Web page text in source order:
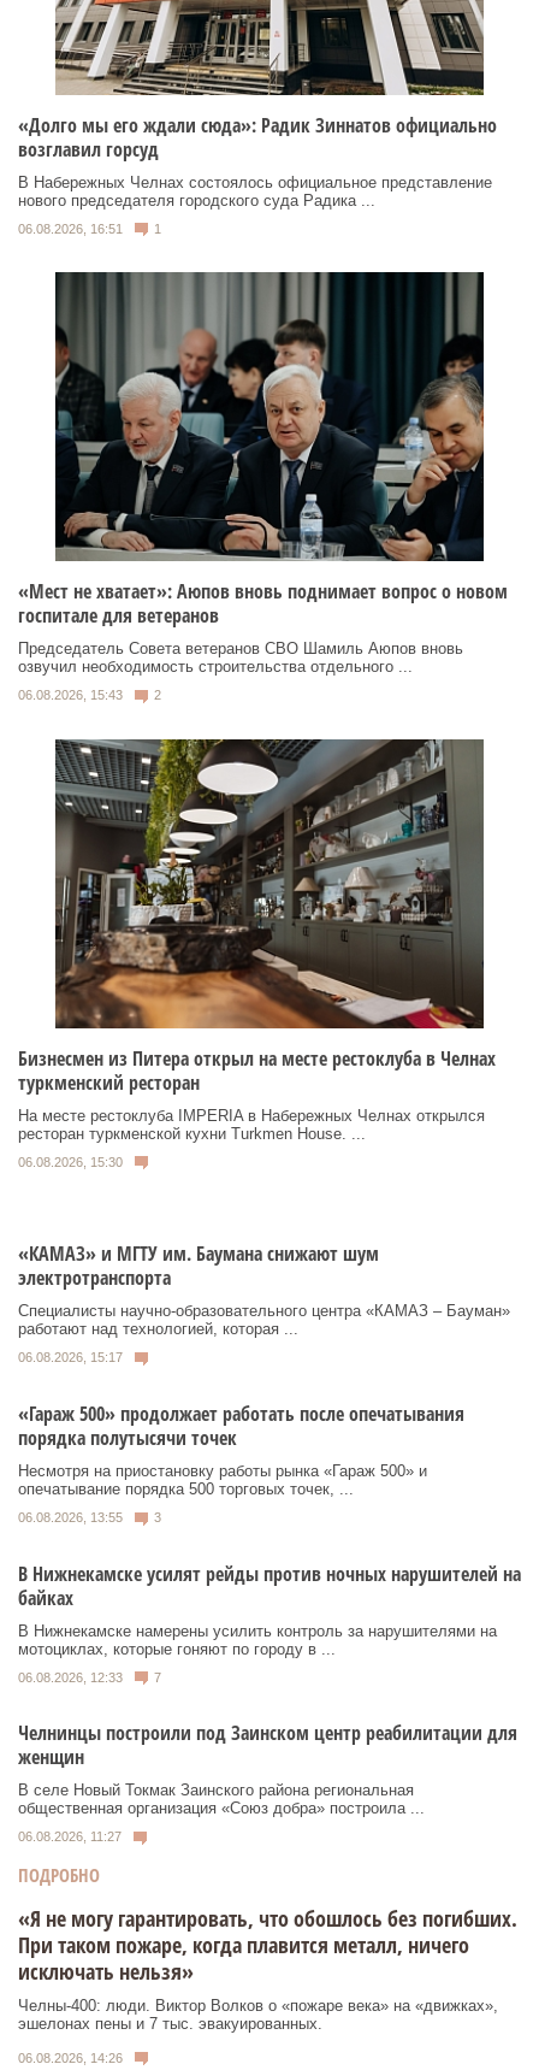
«Долго мы его ждали сюда»: Радик Зиннатов официально
возглавил горсуд
В Набережных Челнах состоялось официальное представление
нового председателя городского суда Радика ...
06.08.2026, 16:51 1
«Мест не хватает»: Аюпов вновь поднимает вопрос о новом
госпитале для ветеранов
Председатель Совета ветеранов СВО Шамиль Аюпов вновь
озвучил необходимость строительства отдельного ...
06.08.2026, 15:43 2
Бизнесмен из Питера открыл на месте рестоклуба в Челнах
туркменский ресторан
На месте рестоклуба IMPERIA в Набережных Челнах открылся
ресторан туркменской кухни Turkmen House. ...
06.08.2026, 15:30
«КАМАЗ» и МГТУ им. Баумана снижают шум
электротранспорта
Специалисты научно-образовательного центра «КАМАЗ – Бауман»
работают над технологией, которая ...
06.08.2026, 15:17
«Гараж 500» продолжает работать после опечатывания
порядка полутысячи точек
Несмотря на приостановку работы рынка «Гараж 500» и
опечатывание порядка 500 торговых точек, ...
06.08.2026, 13:55 3
В Нижнекамске усилят рейды против ночных нарушителей на
байках
В Нижнекамске намерены усилить контроль за нарушителями на
мотоциклах, которые гоняют по городу в ...
06.08.2026, 12:33 7
Челнинцы построили под Заинском центр реабилитации для
женщин
В селе Новый Токмак Заинского района региональная
общественная организация «Союз добра» построила ...
06.08.2026, 11:27
ПОДРОБНО
«Я не могу гарантировать, что обошлось без погибших.
При таком пожаре, когда плавится металл, ничего
исключать нельзя»
Челны-400: люди. Виктор Волков о «пожаре века» на «движках»,
эшелонах пены и 7 тыс. эвакуированных.
06.08.2026, 14:26